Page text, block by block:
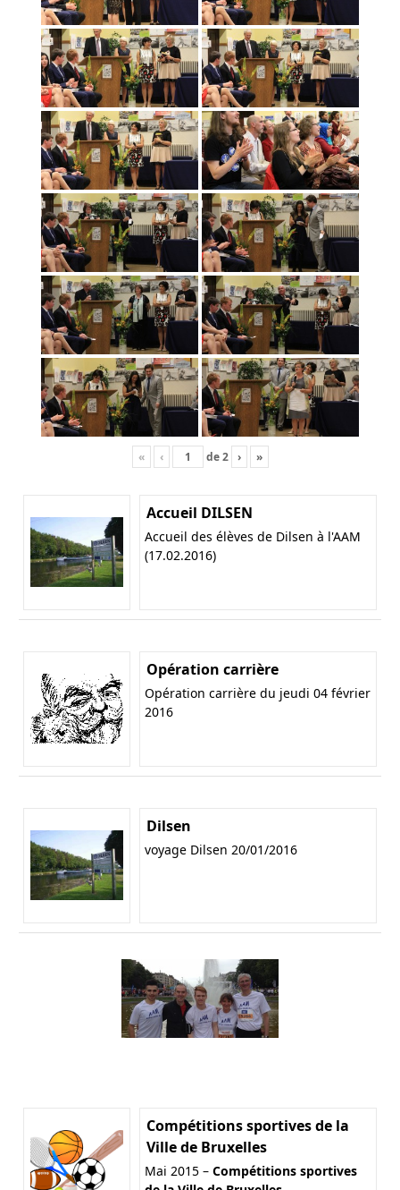
« ‹ de2 › »
Accueil DILSEN
Accueil des élèves de Dilsen à l'AAM
(17.02.2016)
Opération carrière
Opération carrière du jeudi 04 février
2016
Dilsen
voyage Dilsen 20/01/2016
Compétitions sportives de la
Ville de Bruxelles
Mai 2015 – Compétitions sportives